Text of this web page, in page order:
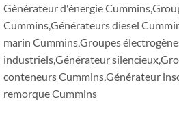
Générateur d'énergie
Cummins,Générateurs diesel
marin Cummins,Groupes
industriels,Générateur
conteneurs Cummins,Générateur
remorque Cummins